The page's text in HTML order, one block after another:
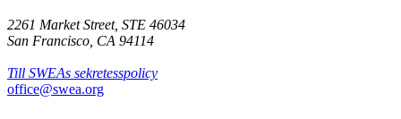
2261 Market Street, STE 46034
San Francisco, CA 94114
Till SWEAs sekretesspolicy
office@swea.org